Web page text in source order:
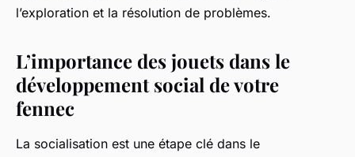
l’exploration et la résolution de problèmes.
L’importance des jouets dans le
développement social de votre
fennec
La socialisation est une étape clé dans le